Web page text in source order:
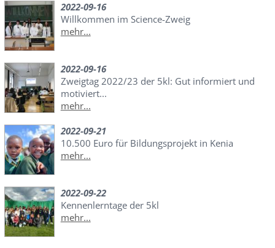
2022-09-16
Willkommen im Science-Zweig
mehr...
2022-09-16
Zweigtag 2022/23 der 5kl: Gut informiert und
motiviert...
mehr...
2022-09-21
10.500 Euro für Bildungsprojekt in Kenia
mehr...
2022-09-22
Kennenlerntage der 5kl
mehr...